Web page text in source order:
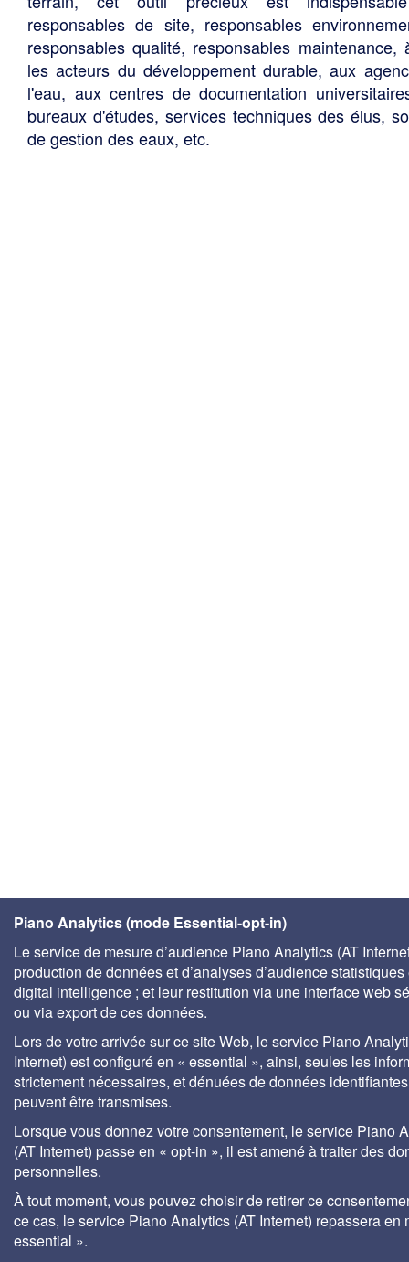
responsables de site, responsables
responsables qualité, responsables maintenance,
les acteurs du développement durable, aux
l'eau, aux centres de documentation
bureaux d'études, services techniques des élus,
de gestion des eaux, etc.
Piano Analytics (mode Essential-opt-in)
Le service de mesure d’audience Piano Analytics (AT
production de données et d’analyses d’audience statistiques
digital intelligence ; et leur restitution via une interface web
ou via export de ces données.
Lors de votre arrivée sur ce site Web, le service Piano
Internet) est configuré en « essential », ainsi, seules les
strictement nécessaires, et dénuées de données
peuvent être transmises.
Lorsque vous donnez votre consentement, le service Piano
(AT Internet) passe en « opt-in », il est amené à traiter des
personnelles.
À tout moment, vous pouvez choisir de retirer ce
ce cas, le service Piano Analytics (AT Internet) repassera en
essential ».